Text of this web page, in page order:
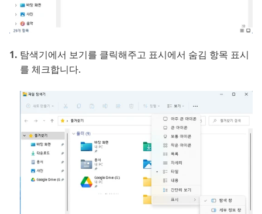
탐색기에서 보기를 클릭해주고 표시에서 숨김 항목 표시
를 체크합니다.